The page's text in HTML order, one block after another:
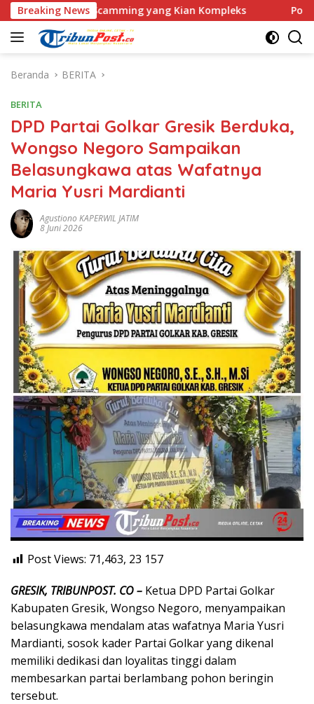
Langsung
ke
konten
Breaking News
Scamming yang Kian Kompleks Polri Kerahkan 372
Beranda BERITA
BERITA
DPD Partai Golkar Gresik Berduka,
Wongso Negoro Sampaikan
Belasungkawa atas Wafatnya
Maria Yusri Mardianti
Agustiono KAPERWIL JATIM
8 Juni 2026
Post Views: 71,463, 23 157
GRESIK, TRIBUNPOST. CO – Ketua DPD Partai Golkar
Kabupaten Gresik, Wongso Negoro, menyampaikan
belasungkawa mendalam atas wafatnya Maria Yusri
Mardianti, sosok kader Partai Golkar yang dikenal
memiliki dedikasi dan loyalitas tinggi dalam
membesarkan partai berlambang pohon beringin
tersebut.